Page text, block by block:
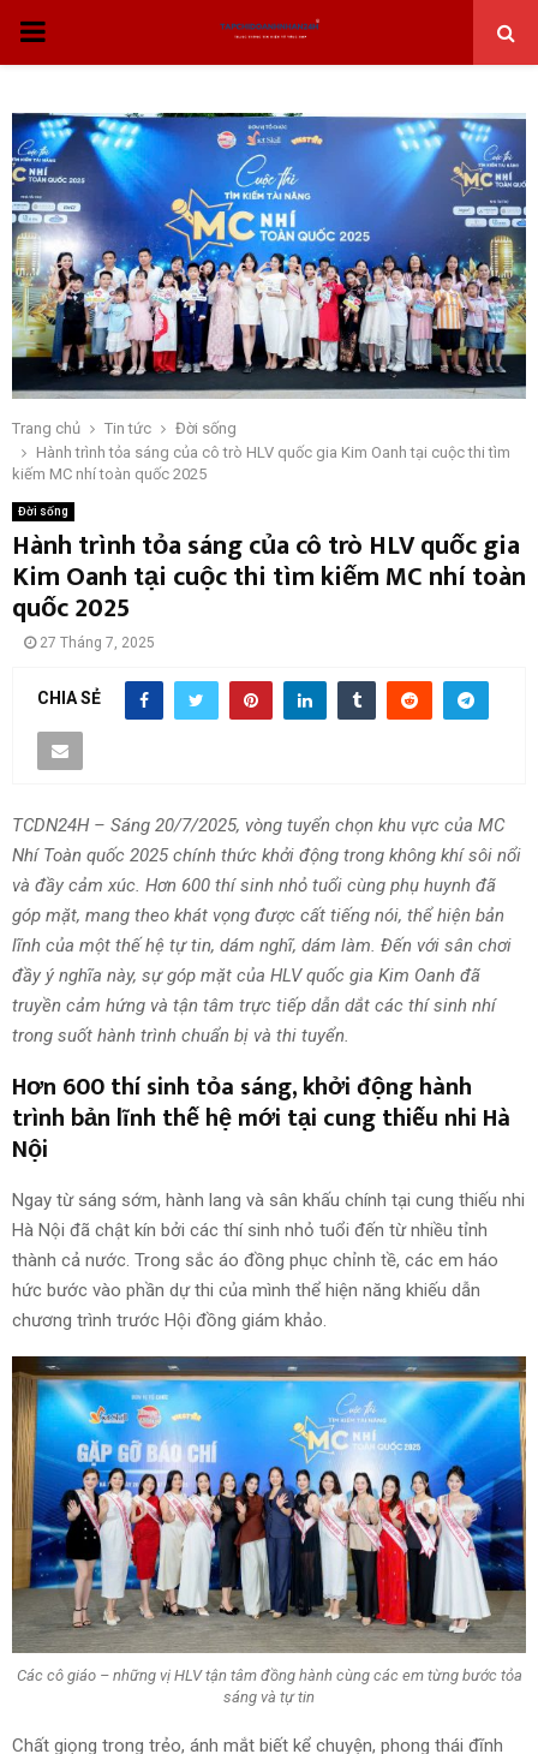
THỰC
CHÍNH
Trang chủ Tin tức
Đời sống
Hành trình tỏa sáng của cô trò HLV quốc gia Kim Oanh tại cuộc thi tìm
kiếm MC nhí toàn quốc 2025
Đời sống
Hành trình tỏa sáng của cô trò HLV quốc gia
Kim Oanh tại cuộc thi tìm kiếm MC nhí toàn
quốc 2025
27 Tháng 7, 2025
CHIA SẺ
TCDN24H – Sáng 20/7/2025, vòng tuyển chọn khu vực của MC
Nhí Toàn quốc 2025 chính thức khởi động trong không khí sôi nổi
và đầy cảm xúc. Hơn 600 thí sinh nhỏ tuổi cùng phụ huynh đã
góp mặt, mang theo khát vọng được cất tiếng nói, thể hiện bản
lĩnh của một thế hệ tự tin, dám nghĩ, dám làm. Đến với sân chơi
đầy ý nghĩa này, sự góp mặt của HLV quốc gia Kim Oanh đã
truyền cảm hứng và tận tâm trực tiếp dẫn dắt các thí sinh nhí
trong suốt hành trình chuẩn bị và thi tuyển.
Hơn 600 thí sinh tỏa sáng, khởi động hành
trình bản lĩnh thế hệ mới tại cung thiếu nhi Hà
Nội
Ngay từ sáng sớm, hành lang và sân khấu chính tại cung thiếu nhi
Hà Nội đã chật kín bởi các thí sinh nhỏ tuổi đến từ nhiều tỉnh
thành cả nước. Trong sắc áo đồng phục chỉnh tề, các em háo
hức bước vào phần dự thi của mình thể hiện năng khiếu dẫn
chương trình trước Hội đồng giám khảo.
Các cô giáo – những vị HLV tận tâm đồng hành cùng các em từng bước tỏa
sáng và tự tin
Chất giọng trong trẻo, ánh mắt biết kể chuyện, phong thái đĩnh